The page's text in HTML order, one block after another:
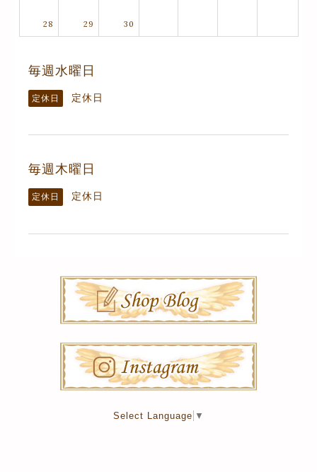
28 29 30
毎週水曜日
定休日 定休日
毎週木曜日
定休日 定休日
Select Language ▼